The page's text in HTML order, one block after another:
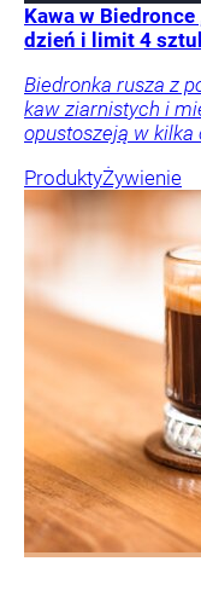
Kawa w
dzień i limit 4
Biedronka rusza z
kaw ziarnistych i
opustoszeją w
ProduktyŻywienie